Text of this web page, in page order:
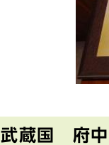
蔵国 府中